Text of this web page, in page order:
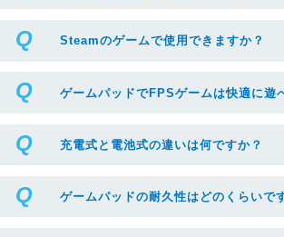
Steamのゲームで使用できますか？
ゲームパッドでFPSゲームは快適に遊
充電式と電池式の違いは何ですか？
ゲームパッドの耐久性はどのくらいで